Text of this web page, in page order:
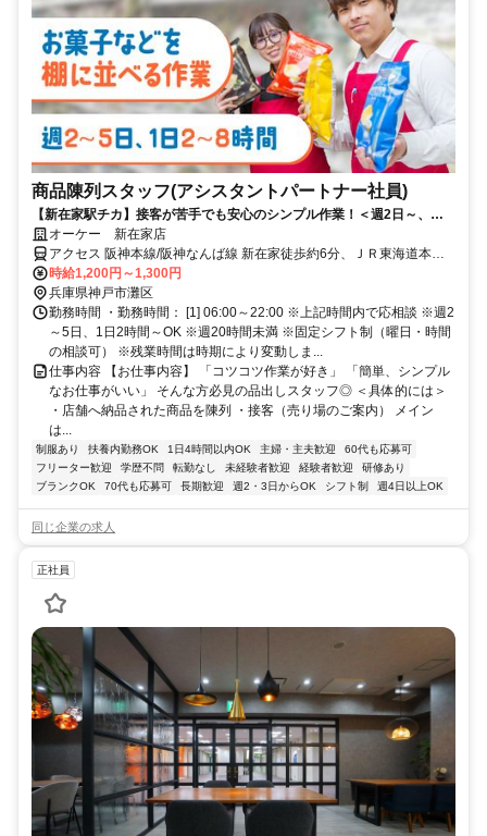
商品陳列スタッフ(アシスタントパートナー社員)
【新在家駅チカ】接客が苦手でも安心のシンプル作業！＜週2日～、働
き方は相談OK♪＞
オーケー 新在家店
アクセス 阪神本線/阪神なんば線 新在家徒歩約6分、ＪＲ東海道本線
六甲道南出口徒歩約14分、阪神本線/阪神なんば線 大石徒歩約13分
時給1,200円～1,300円
兵庫県神戸市灘区
勤務時間 ・勤務時間： [1] 06:00～22:00 ※上記時間内で応相談 ※週2
～5日、1日2時間～OK ※週20時間未満 ※固定シフト制（曜日・時間
の相談可） ※残業時間は時期により変動しま...
仕事内容 【お仕事内容】 「コツコツ作業が好き」 「簡単、シンプル
なお仕事がいい」 そんな方必見の品出しスタッフ◎ ＜具体的には＞
・店舗へ納品された商品を陳列 ・接客（売り場のご案内） メイン
は...
制服あり 扶養内勤務OK 1日4時間以内OK 主婦・主夫歓迎
60代も応募可
フリーター歓迎
学歴不問 転勤なし 未経験者歓迎 経験者歓迎
研修あり
ブランクOK
70代も応募可 長期歓迎 週2・3日からOK シフト制 週4日以上OK
同じ企業の求人
正社員